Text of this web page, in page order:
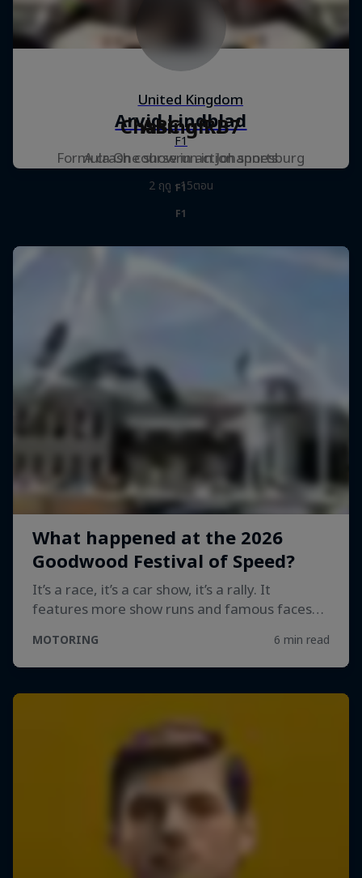
Chasing RB7
Formula One showrun in Johannesburg
F1
ABC of...
A crash course in action sports
2 ฤดู · 15ตอน
F1